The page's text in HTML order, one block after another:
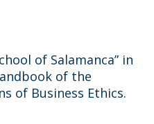
of Salamanca” in
of the
of Business Ethics.